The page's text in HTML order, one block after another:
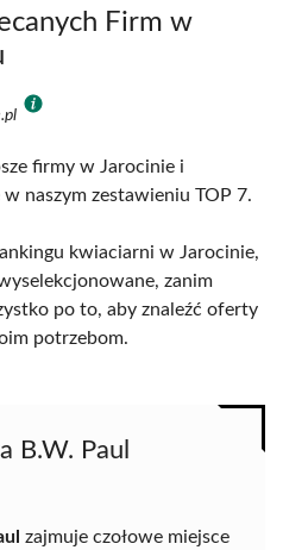
Firm w
firmy w Jarocinie i
naszym zestawieniu TOP 7.
kwiaciarni w Jarocinie,
zanim
po to, aby znaleźć oferty
potrzebom.
B.W. Paul
zajmuje czołowe miejsce